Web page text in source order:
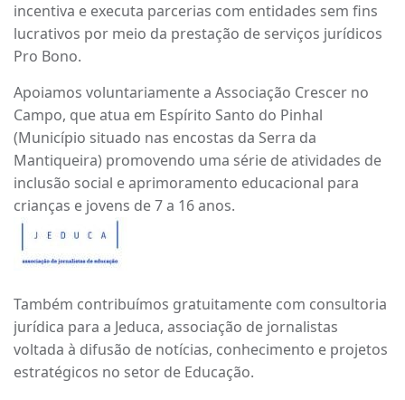
incentiva e executa parcerias com entidades sem fins
lucrativos por meio da prestação de serviços jurídicos
Pro Bono.
Apoiamos voluntariamente a Associação Crescer no
Campo, que atua em Espírito Santo do Pinhal
(Município situado nas encostas da Serra da
Mantiqueira) promovendo uma série de atividades de
inclusão social e aprimoramento educacional para
crianças e jovens de 7 a 16 anos.
Também contribuímos gratuitamente com consultoria
jurídica para a Jeduca, associação de jornalistas
voltada à difusão de notícias, conhecimento e projetos
estratégicos no setor de Educação.